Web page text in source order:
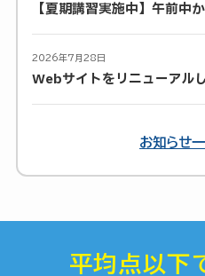
【夏期講習実施中】午前中
2026年7月28日
Webサイトをリニューアル
お知らせ
平均点以下